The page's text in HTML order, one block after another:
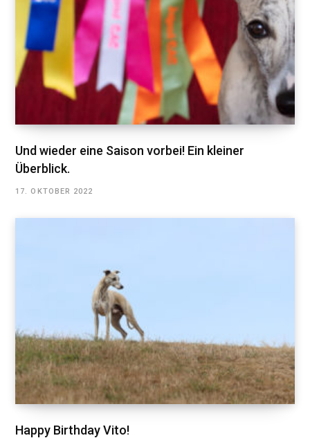
Und wieder eine Saison vorbei! Ein kleiner
Überblick.
17. OKTOBER 2022
Happy Birthday Vito!